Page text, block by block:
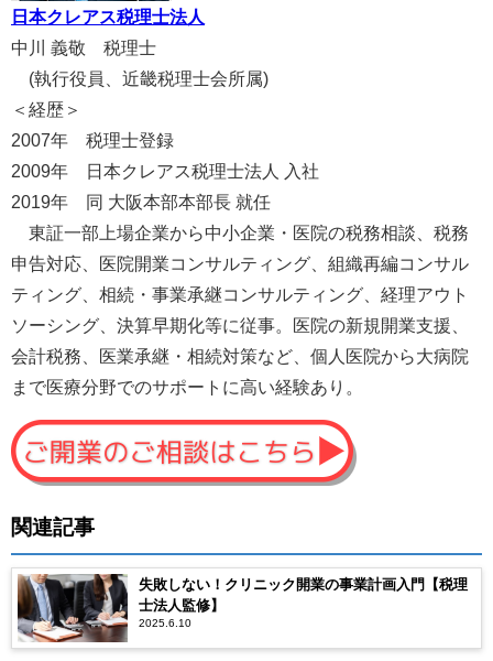
日本クレアス税理士法人
中川 義敬 税理士
(執行役員、近畿税理士会所属)
＜経歴＞
2007年 税理士登録
2009年 日本クレアス税理士法人 入社
2019年 同 大阪本部本部長 就任
東証一部上場企業から中小企業・医院の税務相談、税務
申告対応、医院開業コンサルティング、組織再編コンサル
ティング、相続・事業承継コンサルティング、経理アウト
ソーシング、決算早期化等に従事。医院の新規開業支援、
会計税務、医業承継・相続対策など、個人医院から大病院
まで医療分野でのサポートに高い経験あり。
関連記事
失敗しない！クリニック開業の事業計画入門【税理
士法人監修】
2025.6.10